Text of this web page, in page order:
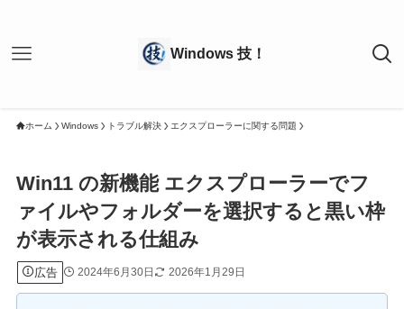
ホーム Windows トラブル解決 エクスプローラーに関する問題
Win11 の新機能 エクスプローラーでフ
ァイルやフォルダーを選択すると黒い枠
が表示される仕組み
広告 2024年6月30日 2026年1月29日